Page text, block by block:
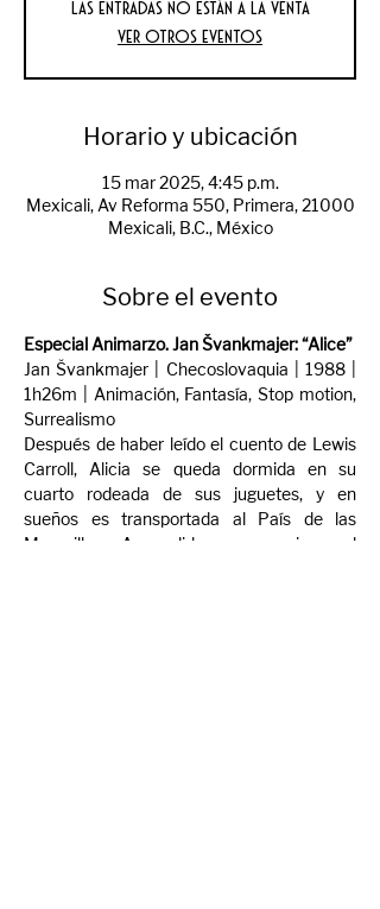
Las entradas no están a la venta
Ver otros eventos
Horario y ubicación
15 mar 2025, 4:45 p.m.
Mexicali, Av Reforma 550, Primera, 21000
Mexicali, B.C., México
Sobre el evento
Especial Animarzo. Jan Švankmajer: “Alice”
Jan Švankmajer | Checoslovaquia | 1988 |
1h26m | Animación, Fantasía, Stop motion,
Surrealismo
Después de haber leído el cuento de Lewis
Carroll, Alicia se queda dormida en su
cuarto rodeada de sus juguetes, y en
sueños es transportada al País de las
Maravillas. A medida que persigue al